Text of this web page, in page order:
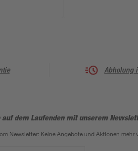
Abholung
auf dem Laufenden mit unserem
Newsletter: Keine Angebote und Aktionen mehr